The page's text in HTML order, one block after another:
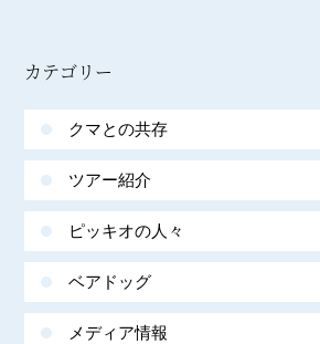
カテゴリー
クマとの共存
ツアー紹介
ピッキオの人々
ベアドッグ
メディア情報